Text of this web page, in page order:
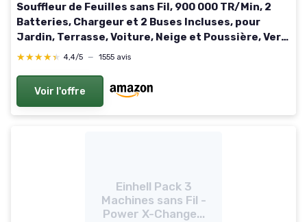
Souffleur de Feuilles sans Fil, 900 000 TR/Min, 2
Batteries, Chargeur et 2 Buses Incluses, pour
Jardin, Terrasse, Voiture, Neige et Poussière, Vert
Vif
★★★★★
★★★★★ 4,4/5 — 1555 avis
Voir l'offre
Einhell Pack 3
Machines sans Fil -
Power X-Change...